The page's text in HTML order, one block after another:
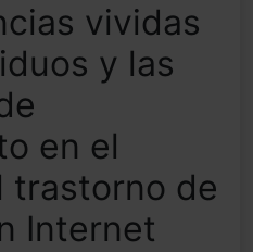
vividas
y las
en el
trastorno de
Internet